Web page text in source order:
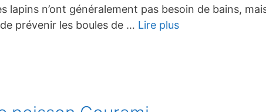
lapins n’ont généralement pas besoin de bains,
prévenir les boules de … Lire plus